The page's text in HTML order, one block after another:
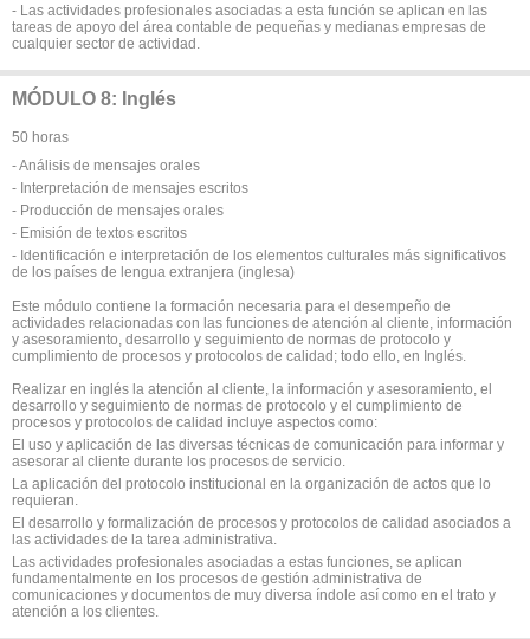
- Las actividades profesionales asociadas a esta función se aplican en las
tareas de apoyo del área contable de pequeñas y medianas empresas de
cualquier sector de actividad.
MÓDULO 8: Inglés
50 horas
- Análisis de mensajes orales
- Interpretación de mensajes escritos
- Producción de mensajes orales
- Emisión de textos escritos
- Identificación e interpretación de los elementos culturales más significativos
de los países de lengua extranjera (inglesa)
Este módulo contiene la formación necesaria para el desempeño de
actividades relacionadas con las funciones de atención al cliente, información
y asesoramiento, desarrollo y seguimiento de normas de protocolo y
cumplimiento de procesos y protocolos de calidad; todo ello, en Inglés.
Realizar en inglés la atención al cliente, la información y asesoramiento, el
desarrollo y seguimiento de normas de protocolo y el cumplimiento de
procesos y protocolos de calidad incluye aspectos como:
El uso y aplicación de las diversas técnicas de comunicación para informar y
asesorar al cliente durante los procesos de servicio.
La aplicación del protocolo institucional en la organización de actos que lo
requieran.
El desarrollo y formalización de procesos y protocolos de calidad asociados a
las actividades de la tarea administrativa.
Las actividades profesionales asociadas a estas funciones, se aplican
fundamentalmente en los procesos de gestión administrativa de
comunicaciones y documentos de muy diversa índole así como en el trato y
atención a los clientes.